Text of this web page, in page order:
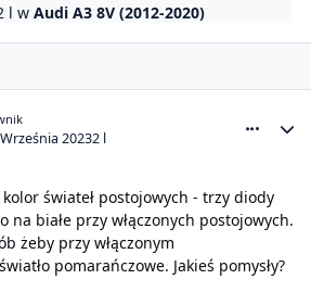
lwAudi A3 8V (2012-2020)
20232 l
świateł postojowych - trzy diody
na białe przy włączonych postojowych.
żeby przy włączonym
pomarańczowe. Jakieś pomysły?